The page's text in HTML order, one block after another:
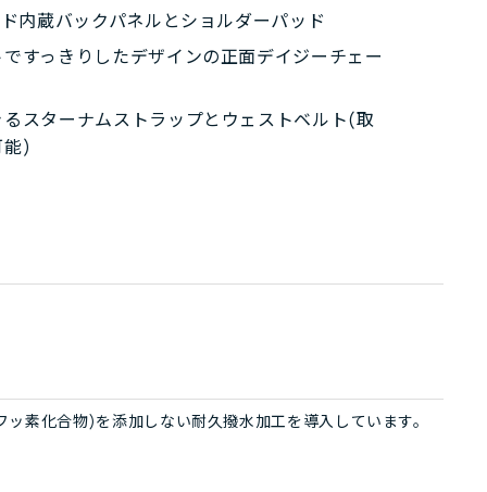
内蔵バックパネルとショルダーパッド
すっきりしたデザインの正面デイジーチェー
スターナムストラップとウェストベルト(取
)
素化合物)を添加しない耐久撥水加工を導入しています。